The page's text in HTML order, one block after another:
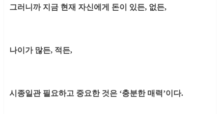
그러니까 지금 현재 자신에게 돈이 있든, 없든,
나이가 많든, 적든,
시종일관 필요하고 중요한 것은 ‘충분한 매력’이다.